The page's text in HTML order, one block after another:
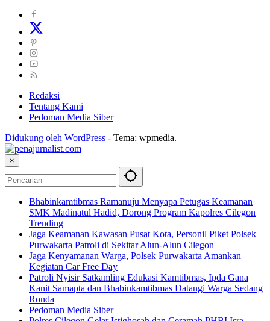
Redaksi
Tentang Kami
Pedoman Media Siber
Didukung oleh WordPress - Tema: wpmedia.
×
Bhabinkamtibmas Ramanuju Menyapa Petugas Keamanan
SMK Madinatul Hadid, Dorong Program Kapolres Cilegon
Trending
Jaga Keamanan Kawasan Pusat Kota, Personil Piket Polsek
Purwakarta Patroli di Sekitar Alun-Alun Cilegon
Jaga Kenyamanan Warga, Polsek Purwakarta Amankan
Kegiatan Car Free Day
Patroli Nyisir Satkamling Edukasi Kamtibmas, Ipda Gana
Kanit Samapta dan Bhabinkamtibmas Datangi Warga Sedang
Ronda
Pedoman Media Siber